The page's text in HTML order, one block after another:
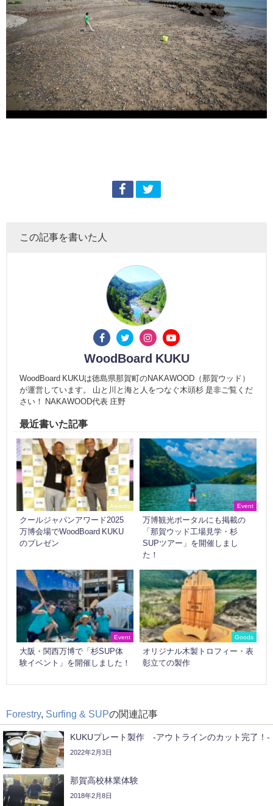
この記事を書いた人
WoodBoard KUKU
WoodBoard KUKUは徳島県那賀町のNAKAWOOD（那賀ウッド）
が運営しています。 山と川と海と人をつなぐ木頭杉 是非ご覧くだ
さい！ NAKAWOOD代表 庄野
最近書いた記事
Awards
クールジャパンアワード2025
万博会場でWoodBoard KUKU
のプレゼン
Event
万博観光ポータルにも掲載の
「那賀ウッド工場見学・杉
SUPツアー」を開催しまし
た！
Event
大阪・関西万博で「杉SUP体
験イベント」を開催しました！
Goods
オリジナル木製トロフィー・表
彰立ての製作
Forestry, Surfing & SUPの関連記事
KUKUプレート製作 -アウトラインのカット完了！-
2022年2月3日
那賀高校林業体験
2018年2月8日